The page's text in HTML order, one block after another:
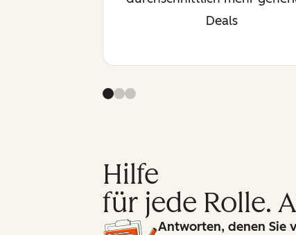
Deals
Hilfe
für jede Rolle.
Antworten, denen Sie